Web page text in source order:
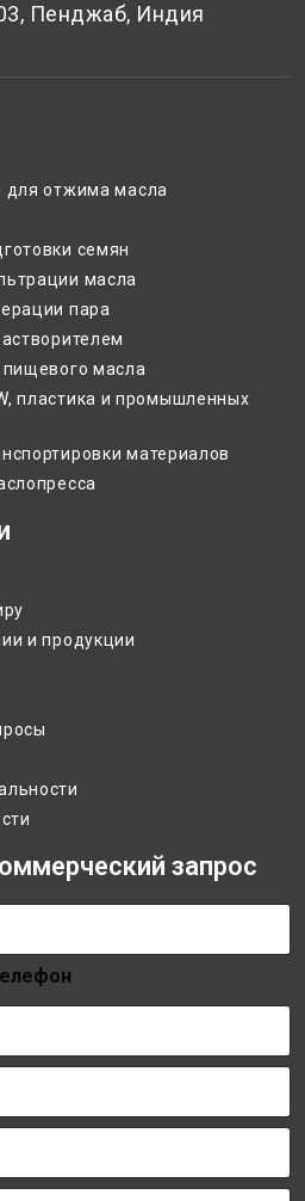
Пенджаб, Индия
для отжима масла
семян
масла
пара
масла
пластика и промышленных
материалов
и продукции
запрос